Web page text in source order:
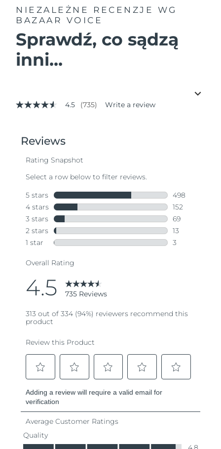
NIEZALEŻNE RECENZJE
WG
BAZAAR VOICE
Sprawdź, co sądzą
inni...
4.5
stars,
average
value.
735
Same
page
link.
4.5 (735) Write a review